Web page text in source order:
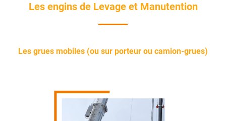
Les engins de Levage et Manutention
Les grues mobiles (ou sur porteur ou camion-grues)